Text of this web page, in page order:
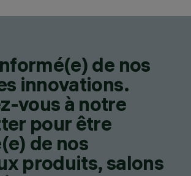
de nos
innovations.
vous à notre
pour être
de nos
produits, salons